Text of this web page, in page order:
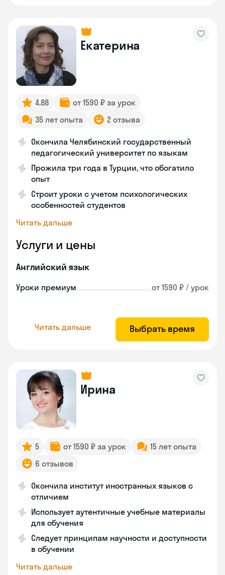
Екатерина
4.88
от 1590 ₽ за урок
35 лет опыта
2 отзыва
Окончила Челябинский государственный
педагогический университет по языкам
Прожила три года в Турции, что обогатило
опыт
Строит уроки с учетом психологических
особенностей студентов
Читать дальше
Услуги и цены
Английский язык
Уроки премиум от 1590 ₽ / урок
Читать дальше Выбрать время
Ирина
5 от 1590 ₽ за урок
15 лет опыта
6 отзывов
Окончила институт иностранных языков с
отличием
Использует аутентичные учебные материалы
для обучения
Следует принципам научности и доступности
в обучении
Читать дальше